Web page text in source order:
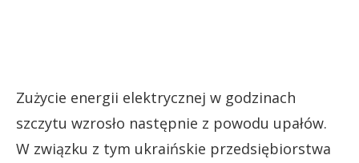
Zużycie energii elektrycznej w godzinach
szczytu wzrosło następnie z powodu upałów.
W związku z tym ukraińskie przedsiębiorstwa